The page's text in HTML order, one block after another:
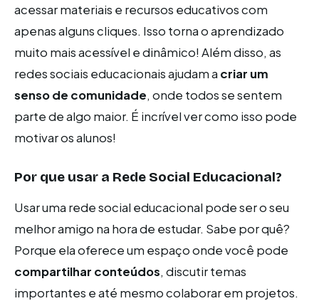
acessar materiais e recursos educativos com
apenas alguns cliques. Isso torna o aprendizado
muito mais acessível e dinâmico! Além disso, as
redes sociais educacionais ajudam a criar um
senso de comunidade, onde todos se sentem
parte de algo maior. É incrível ver como isso pode
motivar os alunos!
Por que usar a Rede Social Educacional?
Usar uma rede social educacional pode ser o seu
melhor amigo na hora de estudar. Sabe por quê?
Porque ela oferece um espaço onde você pode
compartilhar conteúdos, discutir temas
importantes e até mesmo colaborar em projetos.